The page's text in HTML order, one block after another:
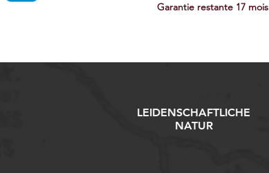
Garantie restante 17 mois
LEIDENSCHAFTLICHE
NATUR